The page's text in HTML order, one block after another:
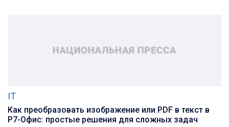
IT
Как преобразовать изображение или PDF в текст в
Р7-Офис: простые решения для сложных задач